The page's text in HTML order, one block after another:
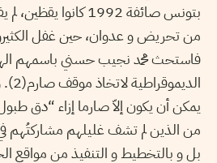
بتونس صائفة 1992 كانوا
من تحريض و عدوان، حين غفل
فاستحث محمد نجيب حسني باسمهم
يمكن أن يكون إلاّ صارما إزاء “دق
من الذين لم تشف غليلهم مشاركتُهم
بل و بالتخطيط و التنفيذ من مواقع